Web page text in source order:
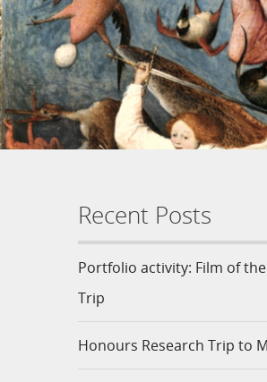
Recent Posts
Portfolio activity: Film of
Trip
Honours Research Trip to